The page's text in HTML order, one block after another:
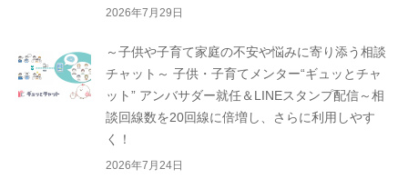
2026年7月29日
～子供や子育て家庭の不安や悩みに寄り添う相談
チャット～ 子供・子育てメンター“ギュッとチャ
ット” アンバサダー就任＆LINEスタンプ配信～相
談回線数を20回線に倍増し、さらに利用しやす
く！
2026年7月24日